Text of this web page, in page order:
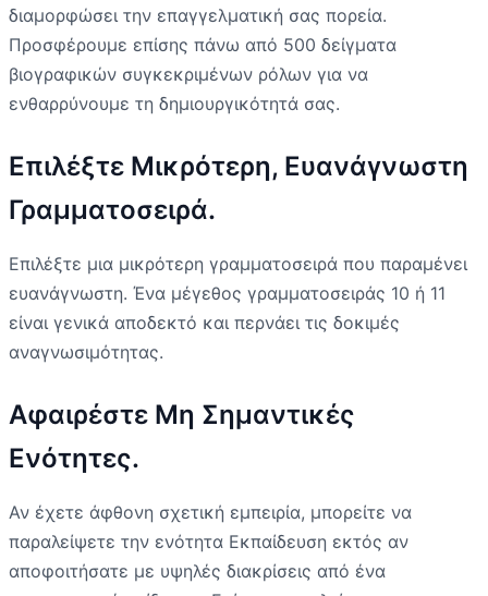
διαμορφώσει την επαγγελματική σας πορεία.
Προσφέρουμε επίσης πάνω από 500 δείγματα
βιογραφικών συγκεκριμένων ρόλων για να
ενθαρρύνουμε τη δημιουργικότητά σας.
Επιλέξτε Μικρότερη, Ευανάγνωστη
Γραμματοσειρά.
Επιλέξτε μια μικρότερη γραμματοσειρά που παραμένει
ευανάγνωστη. Ένα μέγεθος γραμματοσειράς 10 ή 11
είναι γενικά αποδεκτό και περνάει τις δοκιμές
αναγνωσιμότητας.
Αφαιρέστε Μη Σημαντικές
Ενότητες.
Αν έχετε άφθονη σχετική εμπειρία, μπορείτε να
παραλείψετε την ενότητα Εκπαίδευση εκτός αν
αποφοιτήσατε με υψηλές διακρίσεις από ένα